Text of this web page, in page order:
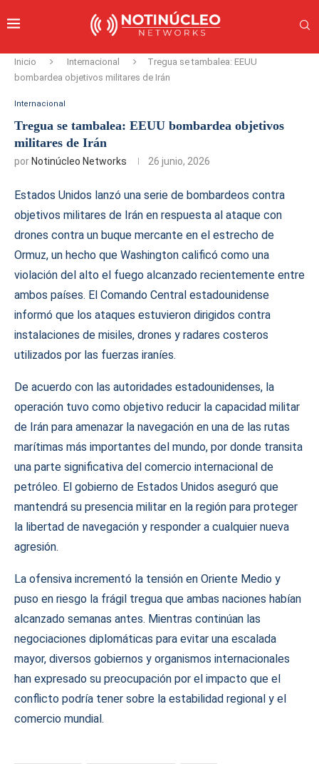
Inicio Internacional
Tregua se tambalea: EEUU
bombardea objetivos militares de Irán
Internacional
Tregua se tambalea: EEUU bombardea objetivos
militares de Irán
por Notinúcleo Networks 26 junio, 2026
Estados Unidos lanzó una serie de bombardeos contra
objetivos militares de Irán en respuesta al ataque con
drones contra un buque mercante en el estrecho de
Ormuz, un hecho que Washington calificó como una
violación del alto el fuego alcanzado recientemente entre
ambos países. El Comando Central estadounidense
informó que los ataques estuvieron dirigidos contra
instalaciones de misiles, drones y radares costeros
utilizados por las fuerzas iraníes.
De acuerdo con las autoridades estadounidenses, la
operación tuvo como objetivo reducir la capacidad militar
de Irán para amenazar la navegación en una de las rutas
marítimas más importantes del mundo, por donde transita
una parte significativa del comercio internacional de
petróleo. El gobierno de Estados Unidos aseguró que
mantendrá su presencia militar en la región para proteger
la libertad de navegación y responder a cualquier nueva
agresión.
La ofensiva incrementó la tensión en Oriente Medio y
puso en riesgo la frágil tregua que ambas naciones habían
alcanzado semanas antes. Mientras continúan las
negociaciones diplomáticas para evitar una escalada
mayor, diversos gobiernos y organismos internacionales
han expresado su preocupación por el impacto que el
conflicto podría tener sobre la estabilidad regional y el
comercio mundial.